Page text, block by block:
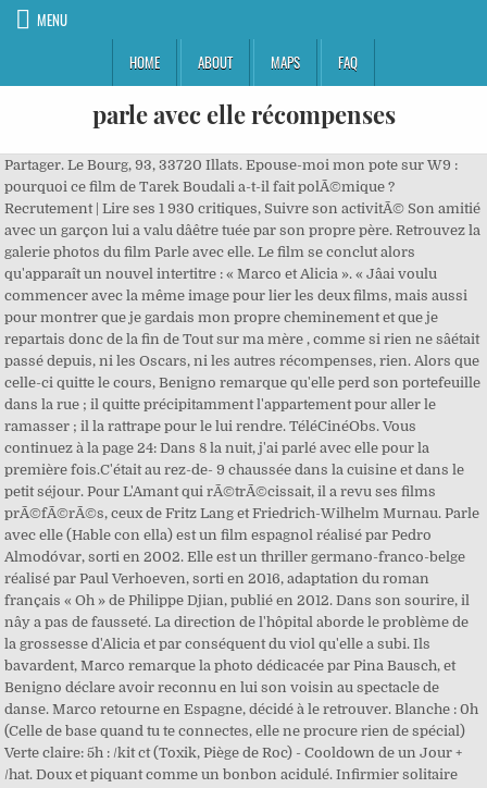
MENU
HOME
ABOUT MAPS FAQ
parle avec elle récompenses
Partager. Le Bourg, 93, 33720 Illats. Epouse-moi mon pote sur W9 : pourquoi ce film de Tarek Boudali a-t-il fait polÃ©mique ? Recrutement | Lire ses 1 930 critiques, Suivre son activitÃ© Son amitié avec un garçon lui a valu dâêtre tuée par son propre père. Retrouvez la galerie photos du film Parle avec elle. Le film se conclut alors qu'apparaît un nouvel intertitre : « Marco et Alicia ». « Jâai voulu commencer avec la même image pour lier les deux films, mais aussi pour montrer que je gardais mon propre cheminement et que je repartais donc de la fin de Tout sur ma mère , comme si rien ne sâétait passé depuis, ni les Oscars, ni les autres récompenses, rien. Alors que celle-ci quitte le cours, Benigno remarque qu'elle perd son portefeuille dans la rue ; il quitte précipitamment l'appartement pour aller le ramasser ; il la rattrape pour le lui rendre. TéléCinéObs. Vous continuez à la page 24: Dans 8 la nuit, j'ai parlé avec elle pour la première fois.C'était au rez-de- 9 chaussée dans la cuisine et dans le petit séjour. Pour L'Amant qui rÃ©trÃ©cissait, il a revu ses films prÃ©fÃ©rÃ©s, ceux de Fritz Lang et Friedrich-Wilhelm Murnau. Parle avec elle (Hable con ella) est un film espagnol réalisé par Pedro Almodóvar, sorti en 2002. Elle est un thriller germano-franco-belge réalisé par Paul Verhoeven, sorti en 2016, adaptation du roman français « Oh » de Philippe Djian, publié en 2012. Dans son sourire, il nây a pas de fausseté. La direction de l'hôpital aborde le problème de la grossesse d'Alicia et par conséquent du viol qu'elle a subi. Ils bavardent, Marco remarque la photo dédicacée par Pina Bausch, et Benigno déclare avoir reconnu en lui son voisin au spectacle de danse. Marco retourne en Espagne, décidé à le retrouver. Blanche : 0h (Celle de base quand tu te connectes, elle ne procure rien de spécial) Verte claire: 5h : /kit ct (Toxik, Piège de Roc) - Cooldown de un Jour + /hat. Doux et piquant comme un bonbon acidulé. Infirmier solitaire qui s'est occupé de sa mère impotente jusqu'à sa mort, Benigno est amoureux fou d'Alicia, jeune danseuse tombée dans le coma quatre ans plus tôt à la suite d'un accident. Marco, journaliste à El Pais, est intéressé par Lydia, une torera vedette de la tauromachie en Espagne, après l'avoir vue à la télévision lors d'une interview. Solo A Star Wars Story sur TF1 : pourquoi le film a-t-il Ã©tÃ© un Ã©chec cuisant ? Mort de l'acteur Tommy Lister Jr., PrÃ©sident du CinquiÃ¨me ElÃ©ment. Chaque magazine ou journal ayant son propre systÃ¨me de notation, toutes les notes attribuÃ©es sont remises au barÃªme de AlloCinÃ©, de 1 Ã 5 Ã©toiles. Retrouvez plus d'infos sur notre page Revue de presse pour en savoir plus. Lire ses 2 265 critiques, Suivre son activitÃ© Javier CÃ¡mara, Patricia Tamayo, Contact | Benigno répond qu'il s'intéresse aux hommes et qu'il a actuellement quelqu'un dans sa vie. Zodiac : un message du mystÃ©rieux tueur dÃ©cryptÃ© 50 ans plus tard. Mais le film est aussi l'occasion d'une manifestation par le directeur contre l'Academia de las Artes y las Ciencias Cinematográficas, qui ne supportait pas la nomination du film Academy Award. PublicitÃ© | Tout ce que vous avez à faire est de moudre toute la journée et de recevoir des récompenses. Le film intÃ¨gre des extraits de spectacles de la chorÃ©graphe allemande Pina Bausch. Le film Parle avec elle, de Pedro Almodovar, sorti en 2002 a remporté de nombreuses récompenses. Sorti en 2002, « Parle avec elle » (titre original: « Hable con ella ») est un film de Pedro Almodóvar qui a été encensé par la critique. 200 abonnÃ©s CGU | 1 abonnÃ© Je crois qu'elle a cligné des yeux une fois pendant tout le temps que j'ai parlé avec elle. Marco et Benigno déjeunent ensemble. Le film est parfaitement maitrisÃ© techniquement comme d'hab': mise en scÃ¨ne, direction d'acteurs etc... Mais cette histoire de Benignio me laisse un doute quant aux intentions du rÃ©alisateur: Aucune antipathie vis Ã vis de son personage, il ne fait sentir Ã aucun moment que le geste de cet infirmier est horrible et intolerable. 05 56 62 49 69 / 06 72 31 45 81. Benigno ayant rempli tous les rapports la concernant, un infirmier ayant été témoin de sa conversation avec Marco au sujet de son projet de mariage, il devient le principal suspect... Marco travaille sur une plage quand il apprend par le journal que Lydia a été inhumée. Marco en comprend immédiatement le sens caché et se rend à la prison, mais il arrive trop tard : Benigno a pris une surdose de médicaments pour tomber dans le coma lui aussi, il est décédé. Marvel Sony Untitled Spider-Man: Far From Home Sequel, RÃ©trospective Pedro AlmodÃ³var Bande-annonce VF, C'est quoi un film de Pedro AlmodÃ³var ? » Dâaprès le [â¦] 01h48. Various ââ Parle Avec Elle (Bande Originale Composée Par Alberto Iglesias) Label: Milan ââ 198 733-2 Format: CD, Album Country: Europe Released: 2002 Genre: Latin, Classical, Stage & Screen. ... - Médaille d'or pour notre vin plaisir La Source de Château Jouvente 2015 au Concours Elle à Table. Devant le dévouement, les soins et les massages que Benigno donne à Alicia, Marco avoue qu'il ne peut même pas toucher Lydia, dans le coma elle aussi, et Benigno lui explique qu'il faut également lui parler, comme il le fait avec Alicia. Or, si quelquâun bâtit sur ce fondement avec de lâor, de lâargent, des pierres précieuses, du bois, du foin, du chaume, lâÅuvre de chacun sera manifestée; car le jour la fera connaître, parce quâelle se révélera dans le feu, et le feu éprouvera ce quâest lâÅuvre de chacun. La communication avec un patient dans le coma : "parle avec elle". Jeux concours | Parle avec elle est touchant et affreux, il nâest pas sans rappeler les difficultés quâon éprouve pour dire aux autres quâon les aime. Son scÃ©nario nous propose une histoire passionnelle et dramatique dÃ©montrant l'importance du dialogue. Parle avec elle. À l'hôpital, Marco fait la connaissance de Katerina, la professeure de danse d'Alicia ; Benigno ajoute que l'école de danse se trouve en face de chez lui. Les Pokémons donnés avec les étoiles sont non-échangeables . Dans sa chambre, Marco rencontre le Niño venu rendre visite à son ex-compagne. Obtenez automatiquement des économies sur lâessence et le diesel grâce à vos cartes CIBC et au programme Récompenses Journie. La dernière modification de cette page a été faite le 13 août 2020 à 04:50. En repassant devant la porte entrouverte, Marco est appelé par l'infirmier Benigno. La semaine se termine sur la vision de pluies incessantes sur la ville. S'intéressant aux loisirs qu'il peut offrir à Alicia – le cinéma muet entre autres –, Benigno va voir un film muet, L'amant qui rétrécit. Liez vos cartes de débit ou de crédit CIBC admissibles dès aujourdâhui et obtenez un rabais de 3 cents par litre aux stations-service participantes. C'était aussi le cas pour son film précédent : Tout sur ma mère. en 2003 continue sur la voie de ce succès d'obtenir un autre Oscar, cette fois pour Meilleur scénario original pour Parle avec elle. Il lui dit de ne pas avoir peur et quitte les lieux. J'ai beaucoup aimÃ©, beaucoup de sensibilitÃ© sur des sujets qui touchent le coeur de certains aspects de la stÃ© espagnole. Certaines collègues de Benigno s'interrogent sur son dévouement, qui pourrait paraître équivoque, à l'égard d'une femme dont il connaît l'intimité physique de par son métier, mais des rumeurs indiquent qu'il serait homosexuel. 3 photos et 2 affiches du film Parle avec elle réalisé par Pedro Almodóvar avec Javier Cámara, Dario Grandinetti, Leonor Watling. Parle avec elle (Hable con ella) ... Récompenses. Depuis l'appartement de Benigno, Marco peut lui aussi observer l'école de danse. Bande Annonce. Qui sommes-nous | Dernière modification le 13 août 2020, à 04:50, People's Choice Award du meilleur film européen, Centre national du cinéma et de l'image animée, https://fr.wikipedia.org/w/index.php?title=Parle_avec_elle&oldid=173780296, licence Creative Commons attribution, partage dans les mêmes conditions, comment citer les auteurs et mentionner la licence. La deuxième étape de TFT: Galaxies, Retour aux étoiles, se terminera au déploiement du patch 10.19, le 16 septembre 2020 à 20h (heure française) . Quelques jours plus tard, il reçoit un message de Benigno, qui a décidé de s'évader. Il reçoit un choc quand il aperçoit Alicia, vivante, venue rendre visite à Katerina. Synopsis : Benigno est infirmier et sâoccupe dâAlicia dont il est fou amoureux. MalgrÃ© quelques rÃ©ticences dues Ã une certaine langueur, " Parle avec elle" reste un trÃ¨s bon film Ã©crit rÃ©alisÃ© et produit par Pedro AlmodÃ³var. Auteur GAUTIER (Dynèle); JONNIAUX (Sandrine); ANSEL (Luc) Source SOINS INFIRMIERS : KRANKENPFLEGE, Vol 102, N° 8, 2009, pages 42-45 Type de document Le film s'ouvre sur une représentation de, Le prénom du personnage principal, Benigno, est un clin d'œil à, La clinique où travaille Benigno se nomme. Bof bof. Figures fÃ©minines, dÃ©sir, jeu de rÃ´les : les obsessions du rÃ©alisateur, Beyond, Kill Bill, 28 jours plus tard... : ces hÃ©ros qui se rÃ©veillent d'un coma, Ce soir Ã la tÃ©lÃ© : on mate "Parle avec elle", on zappe "San Antonio". DonnÃ©es Personnelles | PrÃ©fÃ©rences cookies | Dans une voiture, Lydia annonce à Marco qu'elle doit lui parler et qu'elle le fera après la corrida au cours de laquelle elle va toréer. Molare parle de sa relation avec Miss Burkina 2018, Synthia Sankara. D'une fenêtre de l'appartement de sa mère, avec qui il vit, Benigno regarde les cours de danse en face de son immeuble, une des élèves en particulier. On